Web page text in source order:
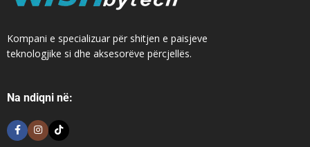
Kompani e specializuar për shitjen e paisjeve
teknologjike si dhe aksesorëve përcjellës.
Na ndiqni në: